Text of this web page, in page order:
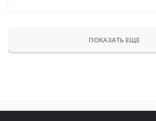
ПОКАЗАТЬ ЕЩЕ